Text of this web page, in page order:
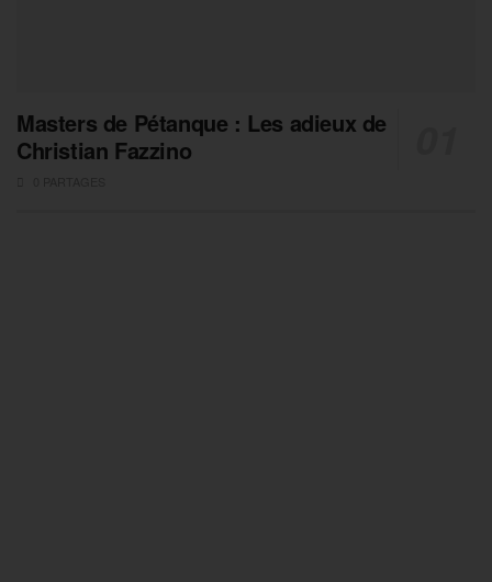
Masters de Pétanque : Les adieux de
Christian Fazzino